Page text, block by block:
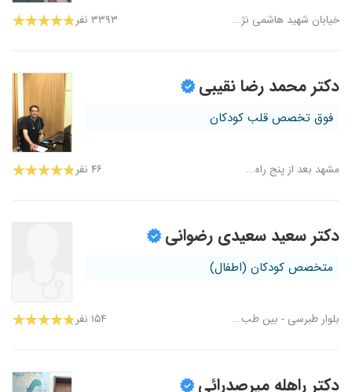
خیابان شهید هاشمی نژ... ۳۳۹۳ نفر
دکتر محمد رضا نقیبی
فوق تخصص قلب کودکان
مشهد بعد از پنج راه... ۴۶ نفر
دکتر سعید سعیدی رضوانی
متخصص کودکان (اطفال)
بلوار طبرسی - بین طب... ۱۵۴ نفر
دکتر راهله میرصدرائی